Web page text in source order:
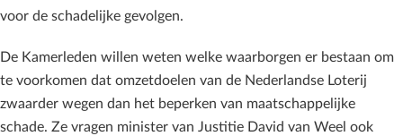
voor de schadelijke gevolgen.
De Kamerleden willen weten welke waarborgen er bestaan om
te voorkomen dat omzetdoelen van de Nederlandse Loterij
zwaarder wegen dan het beperken van maatschappelijke
schade. Ze vragen minister van Justitie David van Weel ook